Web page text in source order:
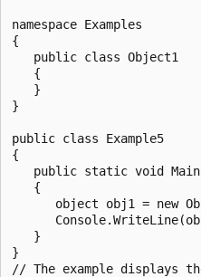
namespace Examples
{
   public class Object1
   {
   }
}
public class Example5
{
public static void
   {
object obj1 = new
   }
}
// The example displays